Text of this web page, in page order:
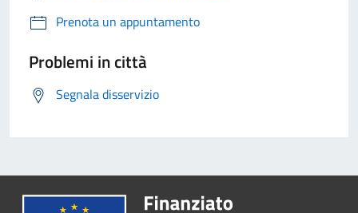
Prenota un appuntamento
Problemi in città
Segnala disservizio